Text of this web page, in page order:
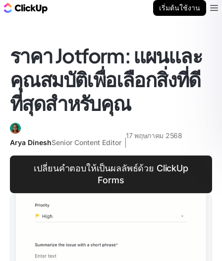
เริ่มต้นใช้งาน
ราคา Jotform: แผนและ
คุณสมบัติเพื่อเลือกสิ่งที่ดี
ที่สุดสำหรับคุณ
Arya DineshSenior Content Editor
17 พฤษภาคม 2568
เปลี่ยนคำตอบให้เป็นผลลัพธ์ด้วย ClickUp
Forms